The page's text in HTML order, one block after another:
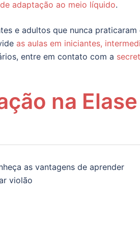
adaptação ao meio líquido.
e adultos que nunca
as aulas em iniciantes,
entre em contato com a
as vantagens de aprender
violão